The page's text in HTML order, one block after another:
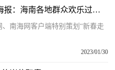
新春走基层·乐在身边｜系列海报：海南各地群众欢乐过大年
南海网客户端特别策划“新春走
2023/01/30